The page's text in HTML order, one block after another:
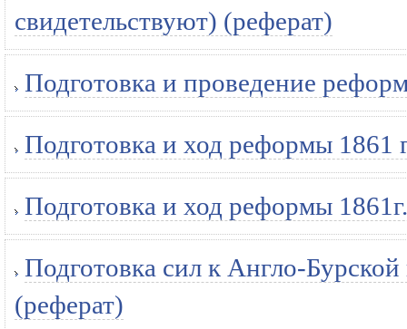
свидетельствуют) (реферат)
Подготовка и проведение
Подготовка и ход реформы 1861
Подготовка и ход реформы
Подготовка сил к Англо-
(реферат)